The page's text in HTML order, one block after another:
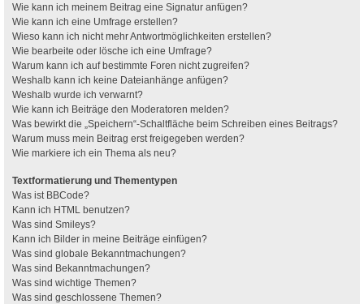
Wie kann ich meinem Beitrag eine Signatur anfügen?
Wie kann ich eine Umfrage erstellen?
Wieso kann ich nicht mehr Antwortmöglichkeiten erstellen?
Wie bearbeite oder lösche ich eine Umfrage?
Warum kann ich auf bestimmte Foren nicht zugreifen?
Weshalb kann ich keine Dateianhänge anfügen?
Weshalb wurde ich verwarnt?
Wie kann ich Beiträge den Moderatoren melden?
Was bewirkt die „Speichern“-Schaltfläche beim Schreiben eines Beitrags?
Warum muss mein Beitrag erst freigegeben werden?
Wie markiere ich ein Thema als neu?
Textformatierung und Thementypen
Was ist BBCode?
Kann ich HTML benutzen?
Was sind Smileys?
Kann ich Bilder in meine Beiträge einfügen?
Was sind globale Bekanntmachungen?
Was sind Bekanntmachungen?
Was sind wichtige Themen?
Was sind geschlossene Themen?